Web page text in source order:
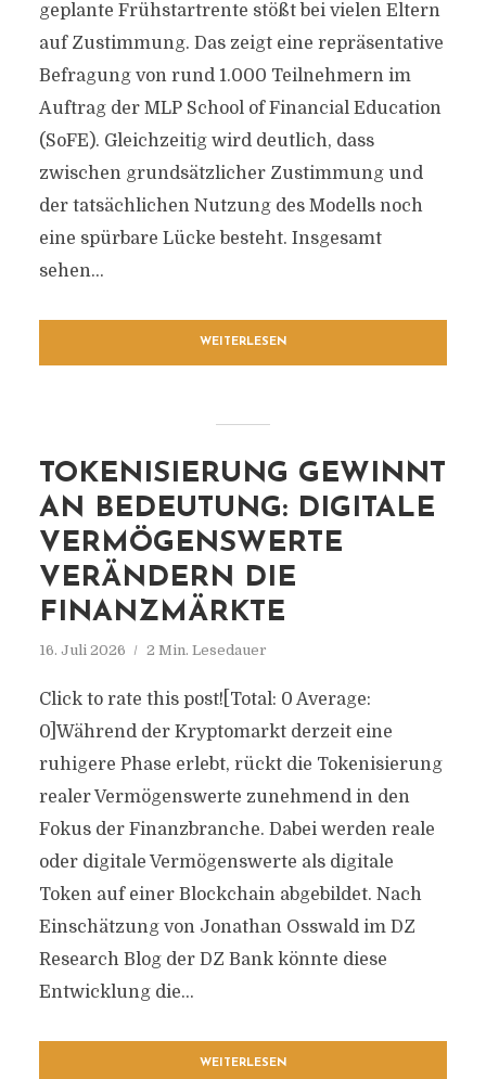
geplante Frühstartrente stößt bei vielen Eltern
auf Zustimmung. Das zeigt eine repräsentative
Befragung von rund 1.000 Teilnehmern im
Auftrag der MLP School of Financial Education
(SoFE). Gleichzeitig wird deutlich, dass
zwischen grundsätzlicher Zustimmung und
der tatsächlichen Nutzung des Modells noch
eine spürbare Lücke besteht. Insgesamt
sehen...
WEITERLESEN
TOKENISIERUNG GEWINNT
AN BEDEUTUNG: DIGITALE
VERMÖGENSWERTE
VERÄNDERN DIE
FINANZMÄRKTE
16. Juli 2026 2 Min. Lesedauer
Click to rate this post![Total: 0 Average:
0]Während der Kryptomarkt derzeit eine
ruhigere Phase erlebt, rückt die Tokenisierung
realer Vermögenswerte zunehmend in den
Fokus der Finanzbranche. Dabei werden reale
oder digitale Vermögenswerte als digitale
Token auf einer Blockchain abgebildet. Nach
Einschätzung von Jonathan Osswald im DZ
Research Blog der DZ Bank könnte diese
Entwicklung die...
WEITERLESEN